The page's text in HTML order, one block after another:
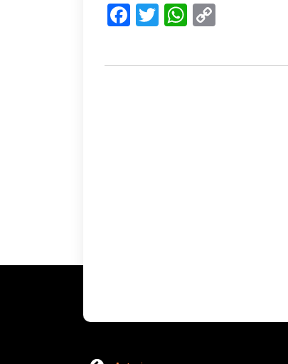
Facebook
TwitterWhatsApp